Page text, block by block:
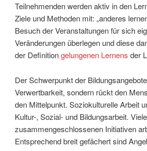
Teilnehmenden werden aktiv in den
Ziele und Methoden mit: „anderes
Besuch der Veranstaltungen für sich
Veränderungen überlegen und diese
der Definitiongelungenen Lernens der
Der Schwerpunkt der
Verwertbarkeit, sondern rückt den
den Mittelpunkt. Soziokulturelle Arbeit
Kultur-, Sozial- und Bildungsarbeit.
zusammengeschlossenen Initiativen
Entsprechend breit gefächert sind